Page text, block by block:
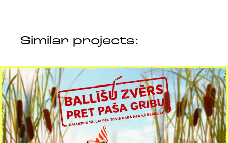
Similar projects: